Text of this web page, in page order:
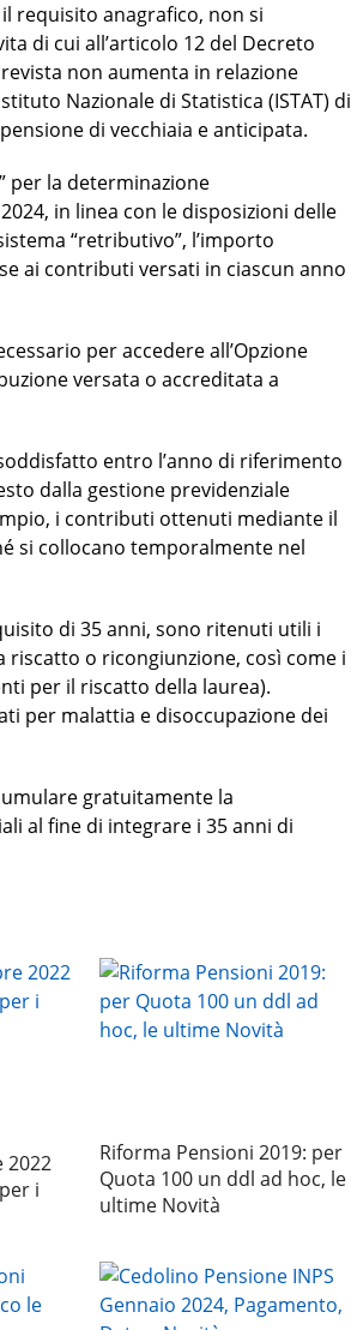
requisito anagrafico, non si
di cui all’articolo 12 del Decreto
non aumenta in relazione
Nazionale di Statistica (ISTAT) di
di vecchiaia e anticipata.
per la determinazione
in linea con le disposizioni delle
“retributivo”, l’importo
ai contributi versati in ciascun anno
per accedere all’Opzione
versata o accreditata a
entro l’anno di riferimento
dalla gestione previdenziale
i contributi ottenuti mediante il
si collocano temporalmente nel
di 35 anni, sono ritenuti utili i
o ricongiunzione, così come i
per il riscatto della laurea).
per malattia e disoccupazione dei
gratuitamente la
al fine di integrare i 35 anni di
2022
i
Riforma Pensioni 2019: per
Quota 100 un ddl ad hoc, le
ultime Novità